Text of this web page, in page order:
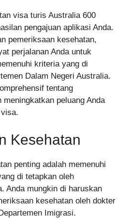
visa turis Australia 600
pengajuan aplikasi Anda.
pemeriksaan kesehatan,
perjalanan Anda untuk
kriteria yang di
Dalam Negeri Australia.
tentang
peluang Anda
Kesehatan
penting adalah memenuhi
di tetapkan oleh
Anda mungkin di haruskan
kesehatan oleh dokter
Imigrasi.